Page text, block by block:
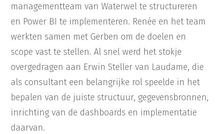
managementteam van Waterwel te structureren
en Power BI te implementeren. Renée en het team
werkten samen met Gerben om de doelen en
scope vast te stellen. Al snel werd het stokje
overgedragen aan Erwin Steller van Laudame, die
als consultant een belangrijke rol speelde in het
bepalen van de juiste structuur, gegevensbronnen,
inrichting van de dashboards en implementatie
daarvan.